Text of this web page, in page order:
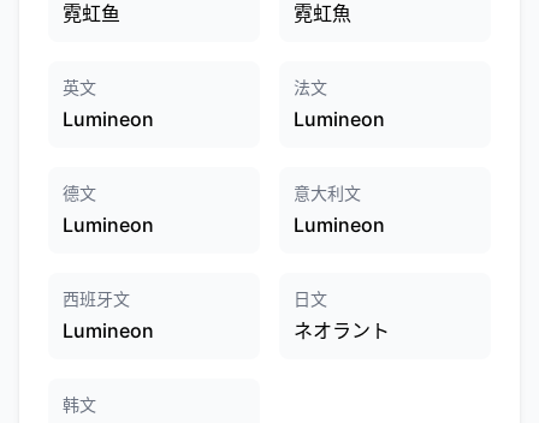
霓虹鱼 霓虹魚
英文
Lumineon
法文
Lumineon
德文
Lumineon
意大利文
Lumineon
西班牙文
Lumineon
日文
ネオラント
韩文